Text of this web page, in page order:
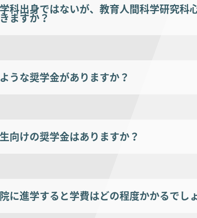
科出身ではないが、教育人間科学研究科
ますか？
うな奨学金がありますか？
向けの奨学金はありますか？
に進学すると学費はどの程度かかるでし